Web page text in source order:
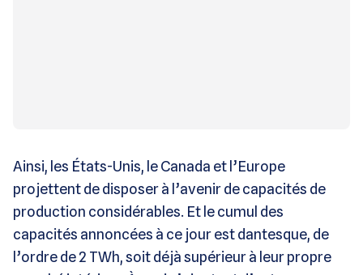
Ainsi, les États-Unis, le Canada et l’Europe
projettent de disposer à l’avenir de capacités de
production considérables. Et le cumul des
capacités annoncées à ce jour est dantesque, de
l’ordre de 2 TWh, soit déjà supérieur à leur propre